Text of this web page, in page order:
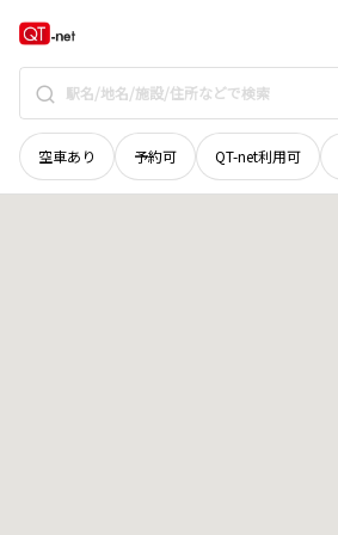
空車あり 予約可 QT-net利用可
岩手県